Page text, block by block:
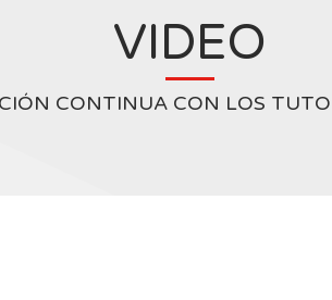
VIDEO
CONTINUA CON LOS